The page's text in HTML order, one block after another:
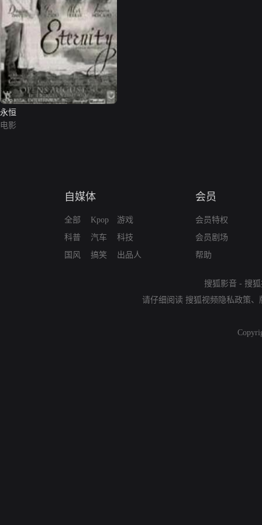
永恒
电影
自媒体
全部
科普
国风
Kpop
汽车
搞笑
游戏
科技
出品人
会员
会员特权
会员剧场
帮助
搜狐影音 - 搜
请仔细阅读 搜狐视频隐私政策、